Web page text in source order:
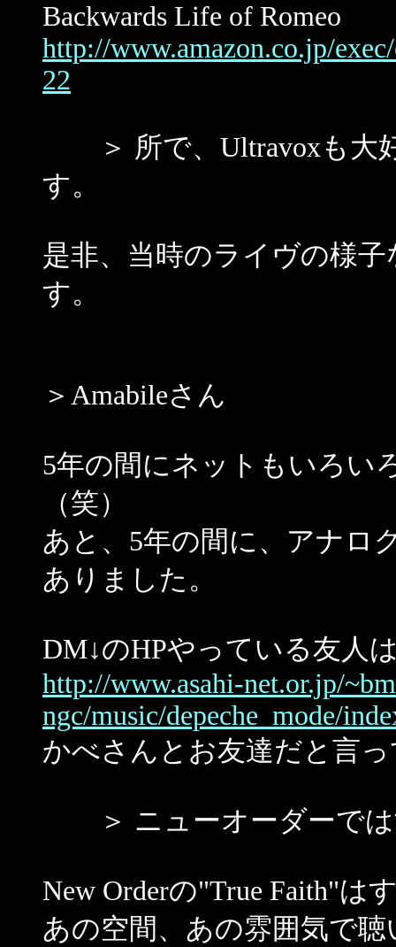
Backwards Life of Romeo
http://www.amazon.co.jp/
22
＞ 所で、Ultravoxも大
す。
是非、当時のライヴの様
す。
＞Amabileさん
5年の間にネットもいろい
（笑）
あと、5年の間に、アナロ
ありました。
DM↓のHPやっている友人
http://www.asahi-net.or.jp/
ngc/music/depeche_mode/
かべさんとお友達だと言
＞ ニューオーダーでは
New Orderの"True Faith"は
あの空間、あの雰囲気で